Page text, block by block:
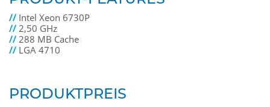
// Intel Xeon 6730P
//2,50 GHz
//288 MB Cache
// LGA 4710
PRODUKTPREIS